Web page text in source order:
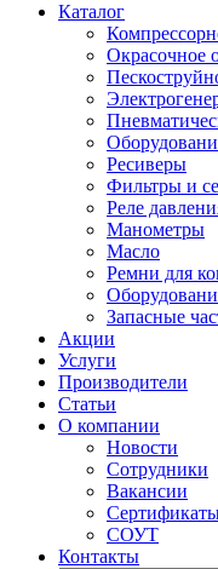
Каталог
Окрасочное
Ресиверы
Фильтры и
Реле
Манометры
Масло
Ремни для
Запасные
Акции
Услуги
Производители
Статьи
О компании
Новости
Сотрудники
Вакансии
СОУТ
Контакты